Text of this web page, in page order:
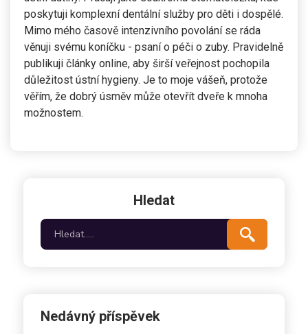
poskytuji komplexní dentální služby pro děti i dospělé.
Mimo mého časově intenzivního povolání se ráda
věnuji svému koníčku - psaní o péči o zuby. Pravidelně
publikuji články online, aby širší veřejnost pochopila
důležitost ústní hygieny. Je to moje vášeň, protože
věřím, že dobrý úsměv může otevřít dveře k mnoha
možnostem.
Hledat
Nedávný příspěvek